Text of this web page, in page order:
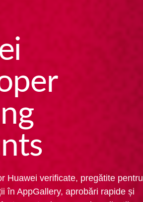
Huawei verificate, pregătite pentru
în AppGallery, aprobări rapide și